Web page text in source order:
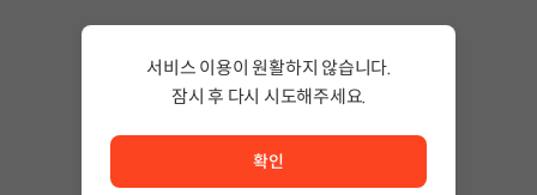
검색어의 단어 수를 줄이거나 필터조건을 변경하세요.
서비스 이용이 원활하지 않습니다.
잠시 후 다시 시도해주세요.
확인